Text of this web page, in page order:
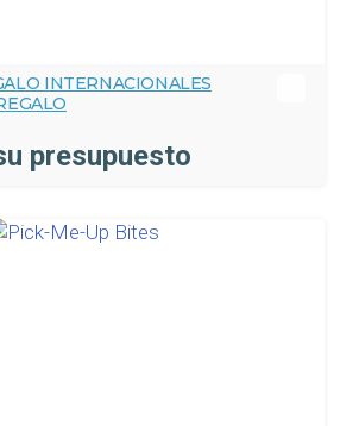
INTERNACIONALES
presupuesto